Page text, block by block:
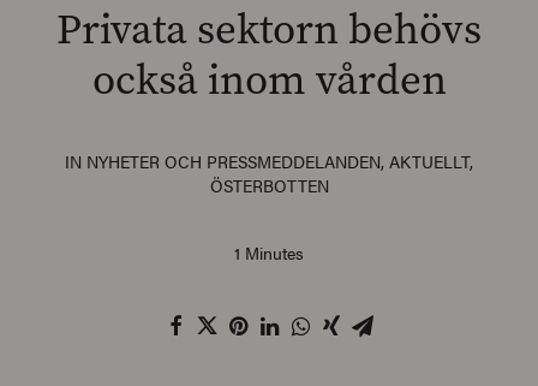
Privata sektorn behövs
också inom vården
IN NYHETER OCH PRESSMEDDELANDEN, AKTUELLT,
ÖSTERBOTTEN
1 Minutes